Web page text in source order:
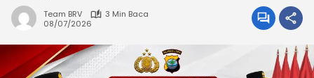
Team BRV
3 Min Baca
08/07/2026